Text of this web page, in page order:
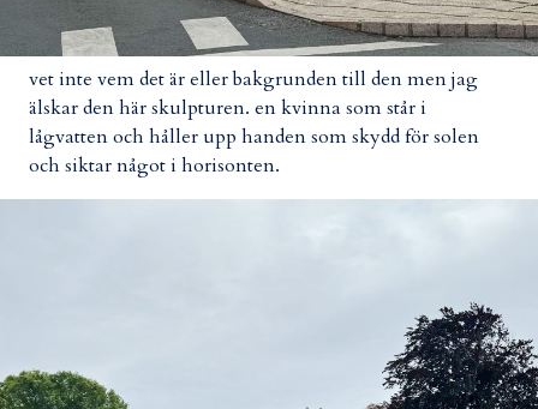
vet inte vem det är eller bakgrunden till den men jag
älskar den här skulpturen. en kvinna som står i
lågvatten och håller upp handen som skydd för solen
och siktar något i horisonten.